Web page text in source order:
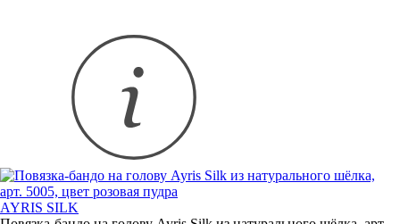
AYRIS SILK